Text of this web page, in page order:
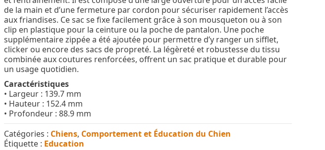
de la main et d’une fermeture par cordon pour sécuriser rapidement l’accès
aux friandises. Ce sac se fixe facilement grâce à son mousqueton ou à son
clip en plastique pour la ceinture ou la poche de pantalon. Une poche
supplémentaire zippée a été ajoutée pour permettre d’y ranger un sifflet,
clicker ou encore des sacs de propreté. La légèreté et robustesse du tissu
combinée aux coutures renforcées, offrent un sac pratique et durable pour
un usage quotidien.
Caractéristiques
• Largeur : 139.7 mm
• Hauteur : 152.4 mm
• Profondeur : 88.9 mm
Catégories : Chiens, Comportement et Éducation du Chien
Étiquette : Education